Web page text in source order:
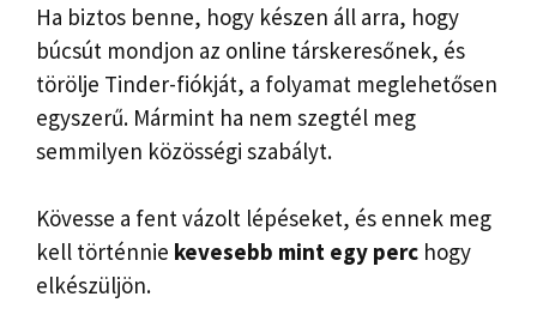
Ha biztos benne, hogy készen áll arra, hogy
búcsút mondjon az online társkeresőnek, és
törölje Tinder-fiókját, a folyamat meglehetősen
egyszerű. Mármint ha nem szegtél meg
semmilyen közösségi szabályt.
Kövesse a fent vázolt lépéseket, és ennek meg
kell történnie kevesebb mint egy perc hogy
elkészüljön.